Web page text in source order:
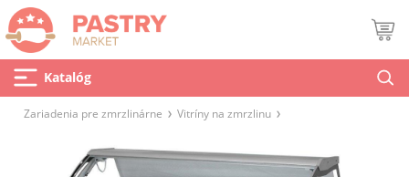
Katalóg
Zariadenia pre zmrzlinárne Vitríny na zmrzlinu